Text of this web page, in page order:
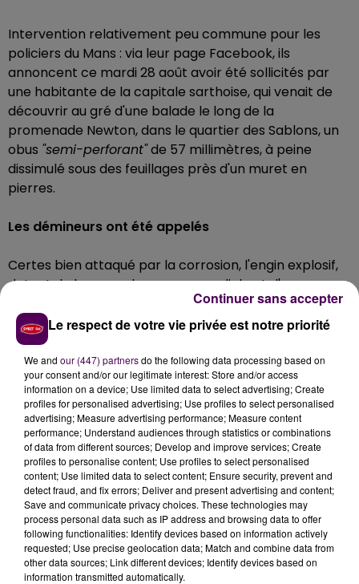
Intervention relativement peu commune pour les
policiers du Mans : via leur page Facebook, ils
annoncent ce mardi 28 août avoir été sollicités par
une habitante de la capitale sarthoise, qui venait de
découvrir au gré d'une balade le long de la
promenade Newton, dans le quartier des Sablons, un
obus "semi-perforant"de 57 millimètres, à peine
dissimulé sous des feuillages près d'un muret en
pierres.
Les démineurs ont été appelés
Certes bien attaqué par la corrosion, l'engin explosif,
datant de la seconde guerre mondiale et d'une
dimension de 20 centimètres de long pour 6 de
diamètre, n'avait donc pas été tiré... et ne le sera
jamais puisqu'une équipe de déminage est vite arrivée
sur site pour emporter la -potentiellement-
dangereuse chose.
Plusieurs interventions de même nature
Un type d'intervention en réalité pas si rare plus de 70
ans après le conflit : toujours sur le réseau social, les
hommes de la Police nationale sarthoise précisent
avoir été mobilisés à quatre reprises, en la matière,
rien qu'au cours de l'année 2017 sur le seul territoire du
Mans.
Le respect de votre vie privée est notre priorité
We and our (447) partnersdo the following data processing based on
your consent and/or our legitimate interest: Store and/or access
information on a device; Use limited data to select advertising; Create
profiles for personalised advertising; Use profiles to select personalised
advertising; Measure advertising performance; Measure content
performance; Understand audiences through statistics or combinations
of data from different sources; Develop and improve services; Create
profiles to personalise content; Use profiles to select personalised
content; Use limited data to select content; Ensure security, prevent and
detect fraud, and fix errors; Deliver and present advertising and content;
Save and communicate privacy choices. These technologies may
process personal data such as IP address and browsing data to offer
following functionalities: Identify devices based on information actively
requested; Use precise geolocation data; Match and combine data from
other data sources; Link different devices; Identify devices based on
information transmitted automatically.
Continuer sans accepter